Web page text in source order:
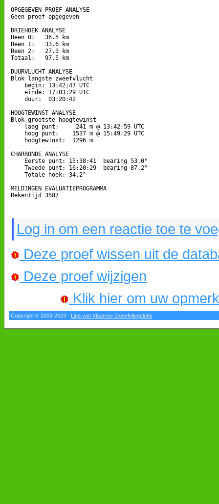
OPGEGEVEN PROEF ANALYSE
Geen proef opgegeven
DRIEHOEK ANALYSE
Been 0:   36.5 km
Been 1:   33.6 km
Been 2:   27.3 km
Totaal:   97.5 km
DUURVLUCHT ANALYSE
Blok langste zweefvlucht
    begin: 13:42:47 UTC
    einde: 17:03:29 UTC
    duur:  03:20:42
HOOGTEWINST ANALYSE
Blok grootste hoogtewinst
    laag punt:     241 m @ 13:42:59 UTC
    hoog punt:    1537 m @ 15:49:29 UTC
    hoogtewinst:  1296 m
CHARRONDE ANALYSE
    Eerste punt: 15:38:41  bearing 53.0°
    Tweede punt: 16:20:29  bearing 87.2°
    Totale hoek: 34.2°
MELDINGEN EVALUATIEPROGRAMMA
Rekentijd 3587
Log in om een reactie toe te
Deze proef wissen uit de
Deze proef wijzigen
Klik hier om uw
Copyright © 2003-2023 - Liga van Vlaamse Zweefvliegclubs